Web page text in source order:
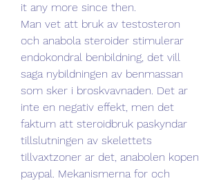
it any more since then.
Man vet att bruk av testosteron
och anabola steroider stimulerar
endokondral benbildning, det vill
saga nybildningen av benmassan
som sker i broskvavnaden. Det ar
inte en negativ effekt, men det
faktum att steroidbruk paskyndar
tillslutningen av skelettets
tillvaxtzoner ar det, anabolen kopen
paypal. Mekanismerna for och